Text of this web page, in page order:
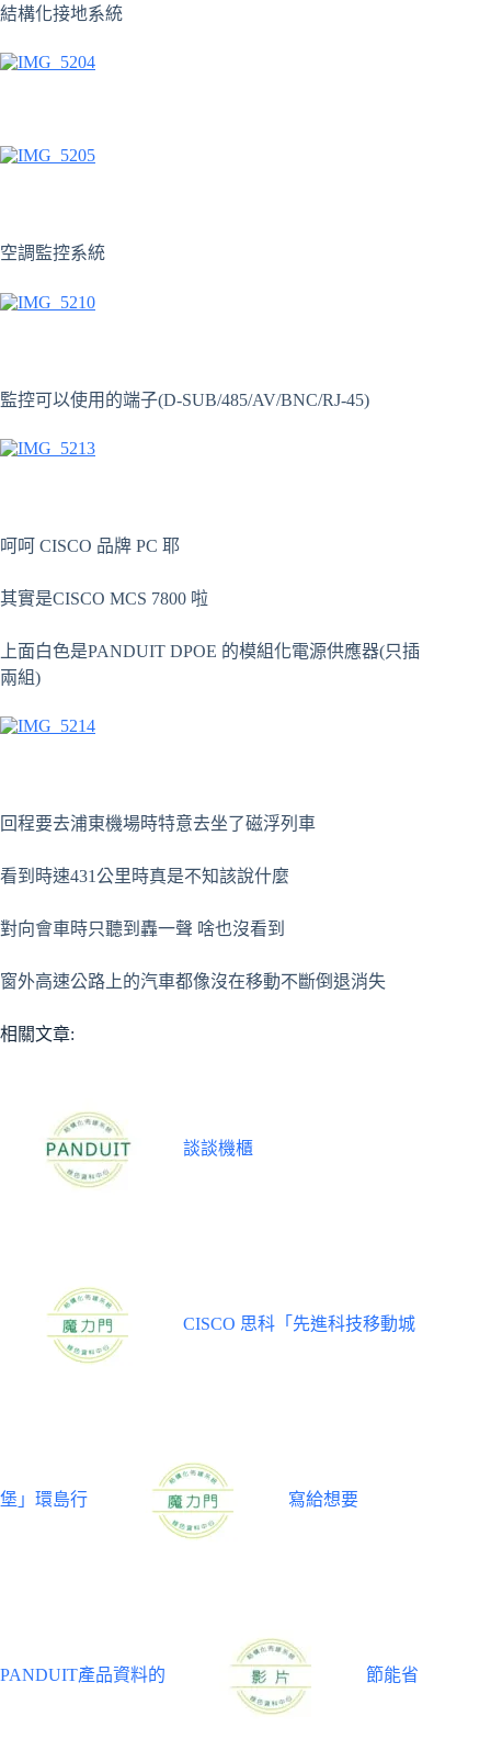
結構化接地系統
空調監控系統
監控可以使用的端子(D-SUB/485/AV/BNC/RJ-45)
呵呵 CISCO 品牌 PC 耶
其實是CISCO MCS 7800 啦
上面白色是PANDUIT DPOE 的模組化電源供應器(只插
兩組)
回程要去浦東機場時特意去坐了磁浮列車
看到時速431公里時真是不知該說什麼
對向會車時只聽到轟一聲 啥也沒看到
窗外高速公路上的汽車都像沒在移動不斷倒退消失
相關文章:
談談機櫃
CISCO 思科「先進科技移動城
堡」環島行 寫給想要
PANDUIT產品資料的 節能省